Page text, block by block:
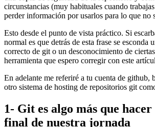
circunstancias (muy habituales cuando
perder información por usarlos para lo que no
Esto desde el punto de vista práctico. Si
normal es que detrás de esta frase se esconda
correcto de git o un desconocimiento de
herramienta que espero corregir con este
En adelante me referiré a tu cuenta de github,
otro sistema de hosting de repositorios git
1- Git es algo más que
final de nuestra jornada